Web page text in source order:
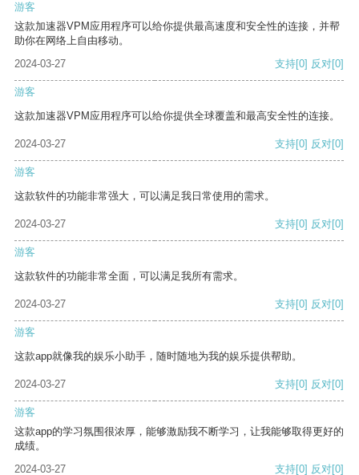
游客
这款加速器VPM应用程序可以给你提供最高速度和安全性的连接，并帮
助你在网络上自由移动。
2024-03-27
支持[0] 反对[0]
游客
这款加速器VPM应用程序可以给你提供全球覆盖和最高安全性的连接。
2024-03-27 支持[0] 反对[0]
游客
这款软件的功能非常强大，可以满足我日常使用的需求。
2024-03-27 支持[0] 反对[0]
游客
这款软件的功能非常全面，可以满足我所有需求。
2024-03-27 支持[0] 反对[0]
游客
这款app就像我的娱乐小助手，随时随地为我的娱乐提供帮助。
2024-03-27 支持[0] 反对[0]
游客
这款app的学习氛围很浓厚，能够激励我不断学习，让我能够取得更好的
成绩。
2024-03-27
支持[0] 反对[0]